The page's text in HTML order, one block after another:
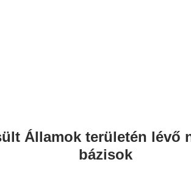
Államok területén lévő
bázisok